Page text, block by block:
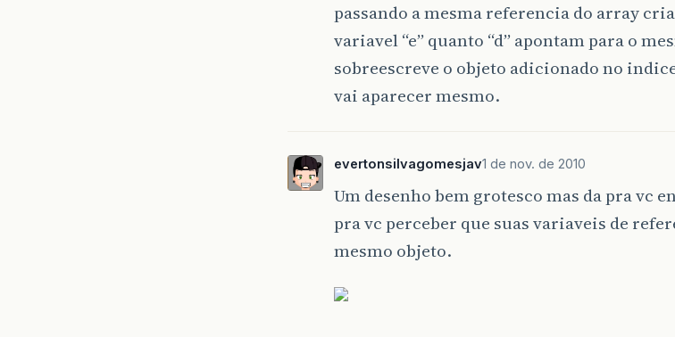
passando a mesma referencia do array
variavel “e” quanto “d” apontam para o
sobreescreve o objeto adicionado no
vai aparecer mesmo.
evertonsilvagomesjav1 de nov. de 2010
Um desenho bem grotesco mas da pra vc
pra vc perceber que suas variaveis de
mesmo objeto.